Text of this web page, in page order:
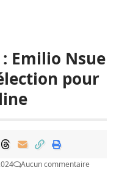
Emilio Nsue
pour
Aucun commentaire